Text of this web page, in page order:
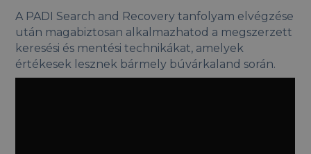
A PADI Search and Recovery tanfolyam elvégzése
után magabiztosan alkalmazhatod a megszerzett
keresési és mentési technikákat, amelyek
értékesek lesznek bármely búvárkaland során.